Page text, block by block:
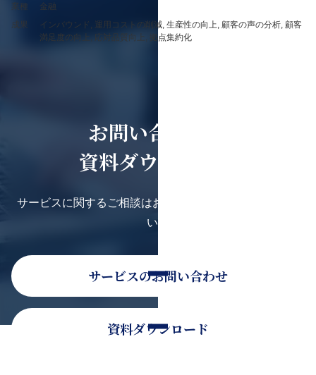
業種
金融
成果
インバウンド, 運用コストの削減, 生産性の向上, 顧客の声の分析, 顧客
満足度の向上, 応対品質向上, 拠点集約化
お問い合わせ・
資料ダウンロード
サービスに関するご相談はお気軽にお問い合わせくださ
い。
サービスのお問い合わせ
資料ダウンロード